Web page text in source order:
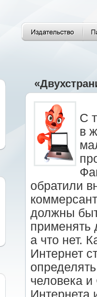
С
в
обратили
должны
применять
а что нет.
Интернет
человека
Интернета